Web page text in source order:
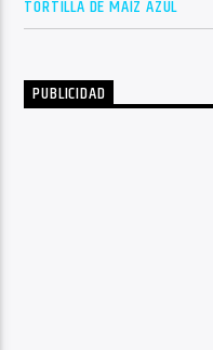
TORTILLA DE MAÍZ AZUL
PUBLICIDAD